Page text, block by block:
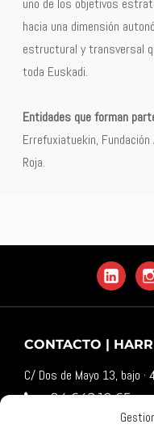
uno de los objetivos
hacia una dimensión
estructural y transversal
toda Euskadi.
Entidades que forman
Errefuxiatuekin,
Roja.
CONTACTO |
C/ Dos de Mayo 13, bajo ·
94 642 10 65